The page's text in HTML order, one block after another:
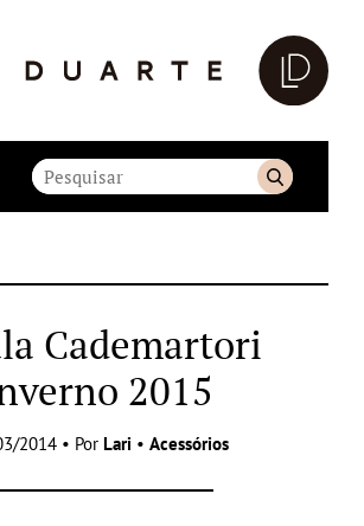
Cademartori
2015
2014 • Por Lari • Acessórios